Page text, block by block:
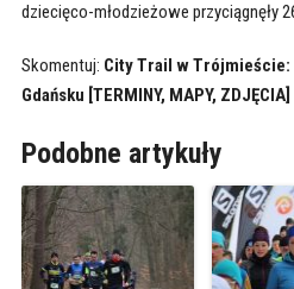
dziecięco-młodzieżowe przyciągnęły
Skomentuj: City Trail w
Gdańsku [TERMINY, MAPY, ZDJĘCIA]
Podobne artykuły